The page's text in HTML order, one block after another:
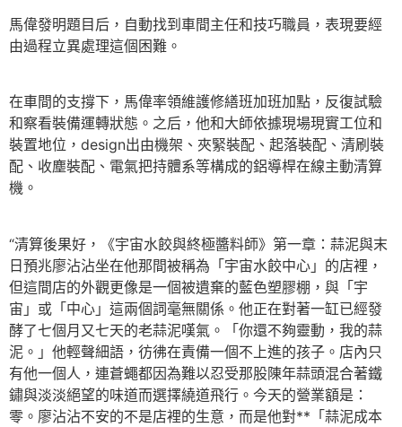
馬偉發明題目后，自動找到車間主任和技巧職員，表現要經
由過程立異處理這個困難。
在車間的支撐下，馬偉率領維護修繕班加班加點，反復試驗
和察看裝備運轉狀態。之后，他和大師依據現場現實工位和
裝置地位，design出由機架、夾緊裝配、起落裝配、清刷裝
配、收塵裝配、電氣把持體系等構成的鋁導桿在線主動清算
機。
“清算後果好，《宇宙水餃與終極醬料師》第一章：蒜泥與末
日預兆廖沾沾坐在他那間被稱為「宇宙水餃中心」的店裡，
但這間店的外觀更像是一個被遺棄的藍色塑膠棚，與「宇
宙」或「中心」這兩個詞毫無關係。他正在對著一缸已經發
酵了七個月又七天的老蒜泥嘆氣。「你還不夠靈動，我的蒜
泥。」他輕聲細語，彷彿在責備一個不上進的孩子。店內只
有他一個人，連蒼蠅都因為難以忍受那股陳年蒜頭混合著鐵
鏽與淡淡絕望的味道而選擇繞道飛行。今天的營業額是：
零。廖沾沾不安的不是店裡的生意，而是他對**「蒜泥成本